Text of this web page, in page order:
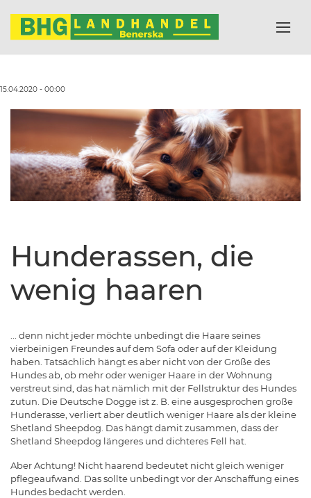
15.04.2020 - 00:00
Hunderassen, die
wenig haaren
... denn nicht jeder möchte unbedingt die Haare seines
vierbeinigen Freundes auf dem Sofa oder auf der Kleidung
haben. Tatsächlich hängt es aber nicht von der Größe des
Hundes ab, ob mehr oder weniger Haare in der Wohnung
verstreut sind, das hat nämlich mit der Fellstruktur des Hundes
zutun. Die Deutsche Dogge ist z. B. eine ausgesprochen große
Hunderasse, verliert aber deutlich weniger Haare als der kleine
Shetland Sheepdog. Das hängt damit zusammen, dass der
Shetland Sheepdog längeres und dichteres Fell hat.
Aber Achtung! Nicht haarend bedeutet nicht gleich weniger
pflegeaufwand. Das sollte unbedingt vor der Anschaffung eines
Hundes bedacht werden.